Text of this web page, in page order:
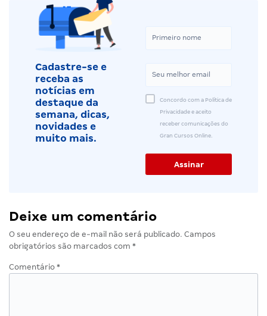
Cadastre-se e
receba as
notícias em
destaque da
semana, dicas,
novidades e
muito mais.
Concordo com a Política de
Privacidade e aceito
receber comunicações do
Gran Cursos Online.
Deixe um comentário
O seu endereço de e-mail não será publicado. Campos
obrigatórios são marcados com *
Comentário *